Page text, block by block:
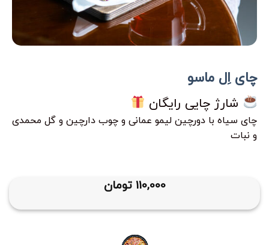
چای اِل ماسو
شارژ چایی رایگان
چای سیاه با دورچین لیمو عمانی و چوب دارچین و گل محمدی
و نبات
110,000 تومان